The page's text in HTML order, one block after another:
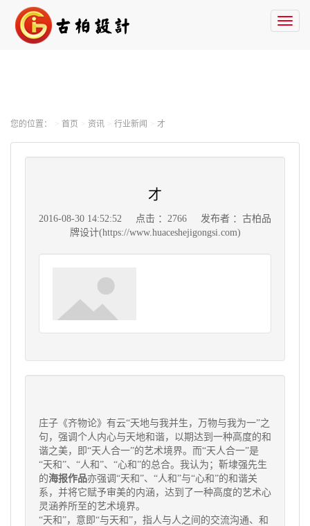
您的位置： 首页 资讯 行业新闻 才
才
2016-08-30 14:52:52 点击 ：2766
发布者 ：古柏品
牌设计(https://www.huaceshejigongsi.com)
庄子《齐物论》有云“天地与我并生，万物与我为一”之
句，强调个人内心与天地和谐，以期达到一种高度的和
谐之美，即“天人合一”的艺术境界。而“天人合一”是
“天和”、“人和”、“心和”的总合。我认为；靳埭强先生
的海报作品亦强调“天和”、“人和”与“心和”的和谐关
系，并将它赋予审美的内涵，达到了一种高度的艺术心
灵涵养所至的艺术境界。
“天和”，意即“与天和”，指人与人之间的交流沟通、和